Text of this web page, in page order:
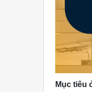
Mục tiêu